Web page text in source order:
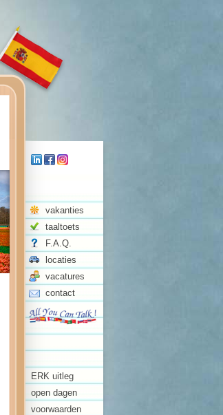
vakanties
taaltoets
F.A.Q.
locaties
vacatures
contact
ERK uitleg
open dagen
voorwaarden